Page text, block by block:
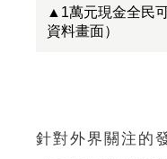
▲1萬元現金全民
資料畫面）
針對外界關注的